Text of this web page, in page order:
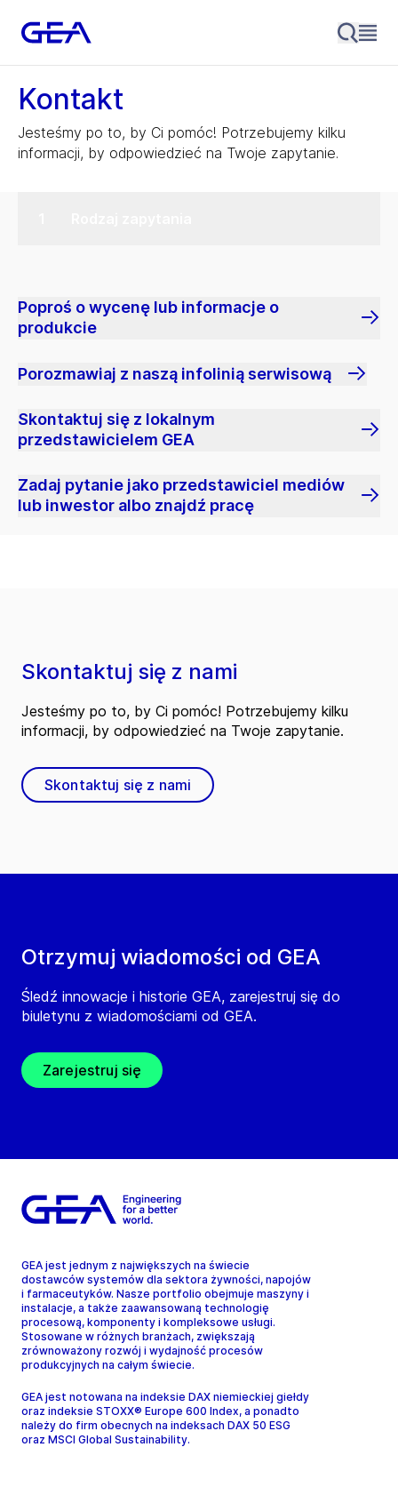
Kontakt
Jesteśmy po to, by Ci pomóc! Potrzebujemy kilku
informacji, by odpowiedzieć na Twoje zapytanie.
Poproś o wycenę lub informacje o
produkcie
Porozmawiaj z naszą infolinią serwisową
Skontaktuj się z lokalnym
przedstawicielem GEA
Zadaj pytanie jako przedstawiciel mediów
lub inwestor albo znajdź pracę
Otrzymuj wiadomości od GEA
Śledź innowacje i historie GEA, zarejestruj się do
biuletynu z wiadomościami od GEA.
Zarejestruj się
Skontaktuj się z nami
Jesteśmy po to, by Ci pomóc! Potrzebujemy kilku
informacji, by odpowiedzieć na Twoje zapytanie.
Skontaktuj się z nami
GEA jest jednym z największych na świecie
dostawców systemów dla sektora żywności, napojów
i farmaceutyków. Nasze portfolio obejmuje maszyny i
instalacje, a także zaawansowaną technologię
procesową, komponenty i kompleksowe usługi.
Stosowane w różnych branżach, zwiększają
zrównoważony rozwój i wydajność procesów
produkcyjnych na całym świecie.
GEA jest notowana na indeksie DAX niemieckiej giełdy
oraz indeksie STOXX® Europe 600 Index, a ponadto
należy do firm obecnych na indeksach DAX 50 ESG
oraz MSCI Global Sustainability.